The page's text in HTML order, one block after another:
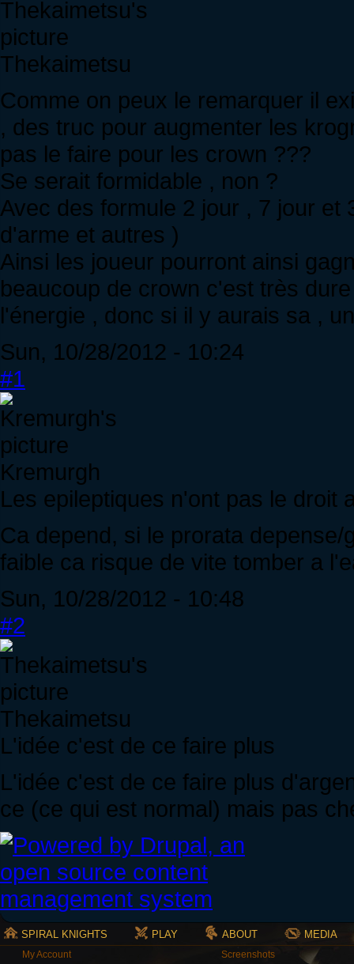
Thekaimetsu
Comme on peux le remarquer il
, des truc pour augmenter les
pas le faire pour les crown ???
Se serait formidable , non ?
Avec des formule 2 jour , 7 jour
d'arme et autres )
Ainsi les joueur pourront ainsi
beaucoup de crown c'est très
l'énergie , donc si il y aurais sa ,
Sun, 10/28/2012 - 10:24
#1
Kremurgh
Les epileptiques n'ont pas le droit
Ca depend, si le prorata
faible ca risque de vite tomber a
Sun, 10/28/2012 - 10:48
#2
Thekaimetsu
L'idée c'est de ce faire plus
L'idée c'est de ce faire plus
ce (ce qui est normal) mais pas
SPIRAL KNIGHTS PLAY ABOUT MEDIA
My Account
Screenshots